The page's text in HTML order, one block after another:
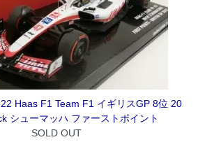
Haas F1 Team F1 イギリスGP 8位 20
シューマッハ ファーストポイント
SOLD OUT